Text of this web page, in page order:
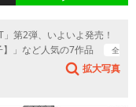
第2弾、いよいよ発売！
】」など人気の7作品
全
拡大写真